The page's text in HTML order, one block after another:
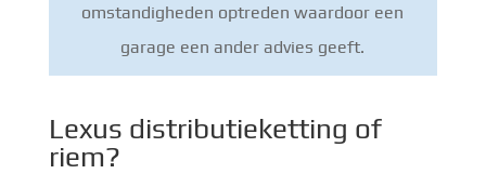
omstandigheden optreden waardoor een
garage een ander advies geeft.
Lexus distributieketting of
riem?